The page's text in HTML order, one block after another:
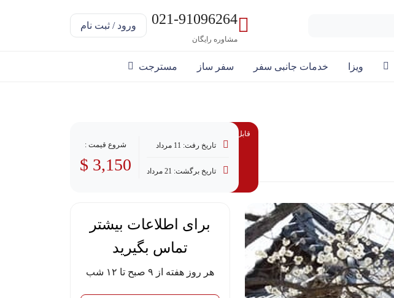
021-91096264
مشاوره رایگان
ورود / ثبت نام
ویزا خدمات جانبی سفر سفر ساز مسترجت
قابل پرداخت با وام
تاریخ رفت: 11 مرداد
تاریخ برگشت: 21 مرداد
شروع قیمت :
3,150 $
برای اطلاعات بیشتر
تماس بگیرید
هر روز هفته از ۹ صبح تا ۱۲ شب